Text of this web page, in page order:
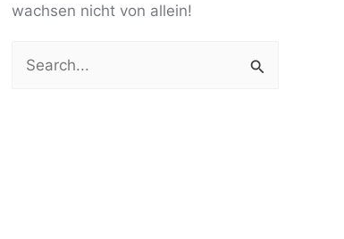
wachsen nicht von allein!